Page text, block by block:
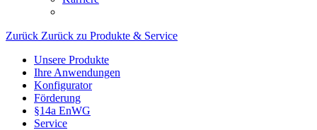
Zurück Zurück zu Produkte & Service
Unsere Produkte
Ihre Anwendungen
Konfigurator
Förderung
§14a EnWG
Service